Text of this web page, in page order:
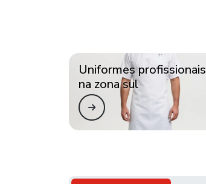
Uniformes profissionais
na zona sul